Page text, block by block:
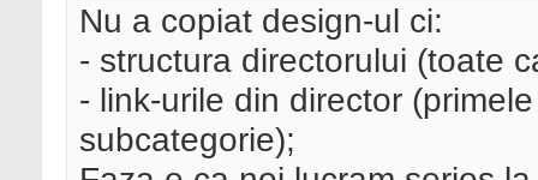
Nu a copiat design-ul ci:
- structura directorului (toate
- link-urile din director
subcategorie);